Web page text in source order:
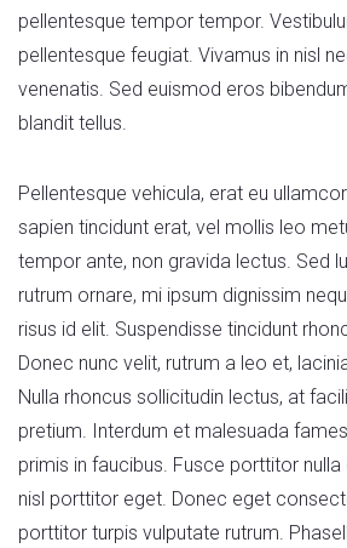
pellentesque tempor tempor.
pellentesque feugiat. Vivamus in nisl
venenatis. Sed euismod eros
blandit tellus.
Pellentesque vehicula, erat eu
sapien tincidunt erat, vel mollis leo
tempor ante, non gravida lectus. Sed
rutrum ornare, mi ipsum dignissim
risus id elit. Suspendisse tincidunt
Donec nunc velit, rutrum a leo et,
Nulla rhoncus sollicitudin lectus, at
pretium. Interdum et malesuada
primis in faucibus. Fusce porttitor
nisl porttitor eget. Donec eget
porttitor turpis vulputate rutrum.